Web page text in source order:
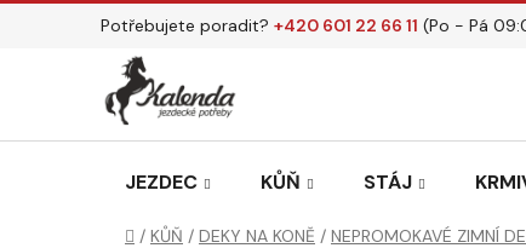
Přejít
Potřebujete poradit? +420 601 22 66 11 (Po - Pá
JEZDEC KŮŇ STÁJ
Domů
/ KŮŇ / DEKY NA KONĚ / NEPROMOKAVÉ ZIMNÍ